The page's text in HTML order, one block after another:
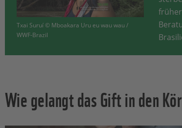
Txai Suruí © Mboakara Uru eu wau wau /
WWF-Brazil
Wie gelangt das Gift in den